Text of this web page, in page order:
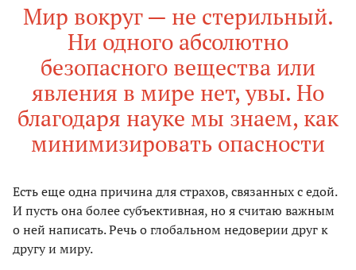
Мир вокруг — не стерильный.
Ни одного абсолютно
безопасного вещества или
явления в мире нет, увы. Но
благодаря науке мы знаем, как
минимизировать опасности
Есть еще одна причина для страхов, связанных с едой.
И пусть она более субъективная, но я считаю важным
о ней написать. Речь о глобальном недоверии друг к
другу и миру.